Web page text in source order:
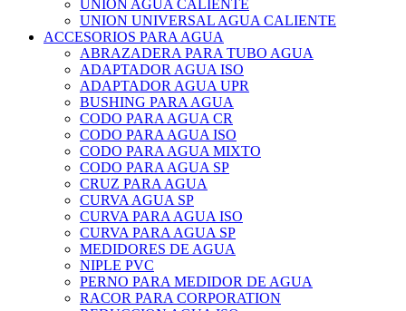
UNION AGUA CALIENTE
UNION UNIVERSAL AGUA CALIENTE
ACCESORIOS PARA AGUA
ABRAZADERA PARA TUBO AGUA
ADAPTADOR AGUA ISO
ADAPTADOR AGUA UPR
BUSHING PARA AGUA
CODO PARA AGUA CR
CODO PARA AGUA ISO
CODO PARA AGUA MIXTO
CODO PARA AGUA SP
CRUZ PARA AGUA
CURVA AGUA SP
CURVA PARA AGUA ISO
CURVA PARA AGUA SP
MEDIDORES DE AGUA
NIPLE PVC
PERNO PARA MEDIDOR DE AGUA
RACOR PARA CORPORATION